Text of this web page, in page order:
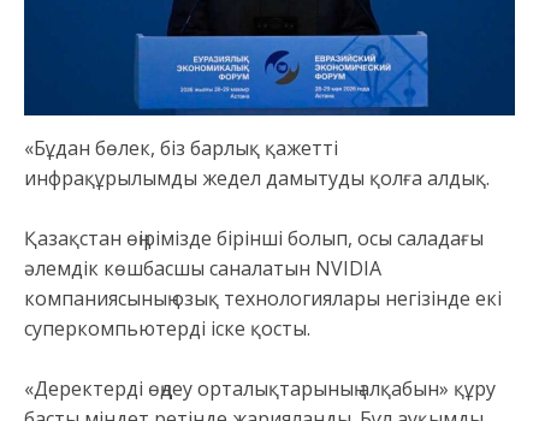
«Бұдан бөлек, біз барлық қажетті
инфрақұрылымды жедел дамытуды қолға алдық.
Қазақстан өңірімізде бірінші болып, осы саладағы
әлемдік көшбасшы саналатын NVIDIA
компаниясының озық технологиялары негізінде екі
суперкомпьютерді іске қосты.
«Деректерді өңдеу орталықтарының алқабын» құру